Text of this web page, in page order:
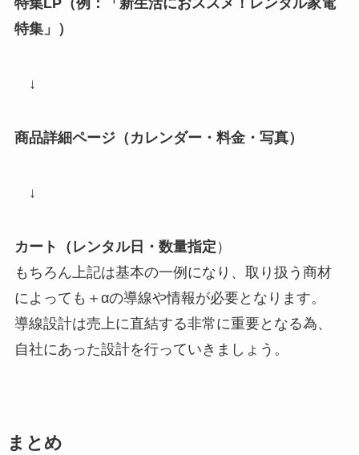
特集LP（例：「新生活におススメ！レンタル家電
特集」）
↓
商品詳細ページ（カレンダー・料金・写真）
↓
カート（レンタル日・数量指定 ）
もちろん上記は基本の一例になり、取り扱う商材
によっても＋αの導線や情報が必要となります。
導線設計は売上に直結する非常に重要となる為、
自社にあった設計を行っていきましょう。
まとめ